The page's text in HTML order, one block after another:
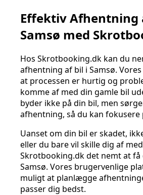
Effektiv Afhentning
Samsø med
Hos Skrotbooking.dk kan du
afhentning af bil i Samsø.
at processen er hurtig og
komme af med din gamle bil
byder ikke på din bil, men
afhentning, så du kan fokusere
Uanset om din bil er skadet,
eller du bare vil skille dig af
Skrotbooking.dk det nemt at få
Samsø. Vores brugervenlige
muligt at planlægge
passer dig bedst.